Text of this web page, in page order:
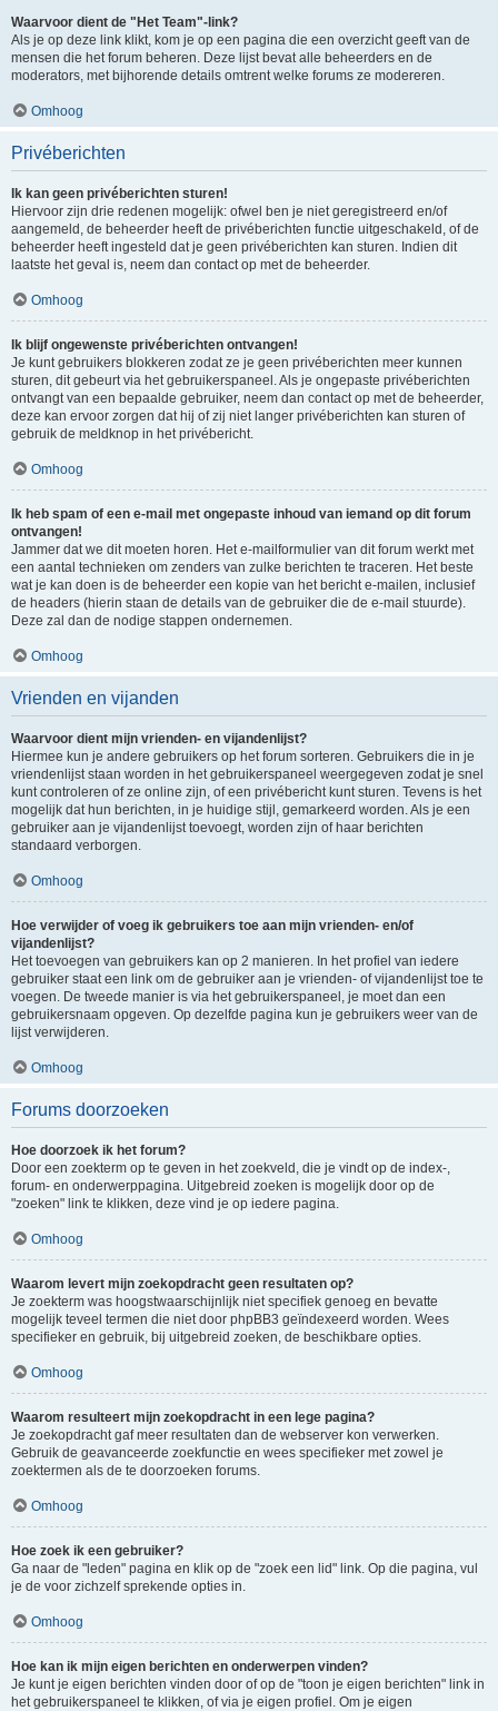
Waarvoor dient de "Het Team"-link?
Als je op deze link klikt, kom je op een pagina die een overzicht geeft van de
mensen die het forum beheren. Deze lijst bevat alle beheerders en de
moderators, met bijhorende details omtrent welke forums ze modereren.
Omhoog
Privéberichten
Ik kan geen privéberichten sturen!
Hiervoor zijn drie redenen mogelijk: ofwel ben je niet geregistreerd en/of
aangemeld, de beheerder heeft de privéberichten functie uitgeschakeld, of de
beheerder heeft ingesteld dat je geen privéberichten kan sturen. Indien dit
laatste het geval is, neem dan contact op met de beheerder.
Omhoog
Ik blijf ongewenste privéberichten ontvangen!
Je kunt gebruikers blokkeren zodat ze je geen privéberichten meer kunnen
sturen, dit gebeurt via het gebruikerspaneel. Als je ongepaste privéberichten
ontvangt van een bepaalde gebruiker, neem dan contact op met de beheerder,
deze kan ervoor zorgen dat hij of zij niet langer privéberichten kan sturen of
gebruik de meldknop in het privébericht.
Omhoog
Ik heb spam of een e-mail met ongepaste inhoud van iemand op dit forum
ontvangen!
Jammer dat we dit moeten horen. Het e-mailformulier van dit forum werkt met
een aantal technieken om zenders van zulke berichten te traceren. Het beste
wat je kan doen is de beheerder een kopie van het bericht e-mailen, inclusief
de headers (hierin staan de details van de gebruiker die de e-mail stuurde).
Deze zal dan de nodige stappen ondernemen.
Omhoog
Vrienden en vijanden
Waarvoor dient mijn vrienden- en vijandenlijst?
Hiermee kun je andere gebruikers op het forum sorteren. Gebruikers die in je
vriendenlijst staan worden in het gebruikerspaneel weergegeven zodat je snel
kunt controleren of ze online zijn, of een privébericht kunt sturen. Tevens is het
mogelijk dat hun berichten, in je huidige stijl, gemarkeerd worden. Als je een
gebruiker aan je vijandenlijst toevoegt, worden zijn of haar berichten
standaard verborgen.
Omhoog
Hoe verwijder of voeg ik gebruikers toe aan mijn vrienden- en/of
vijandenlijst?
Het toevoegen van gebruikers kan op 2 manieren. In het profiel van iedere
gebruiker staat een link om de gebruiker aan je vrienden- of vijandenlijst toe te
voegen. De tweede manier is via het gebruikerspaneel, je moet dan een
gebruikersnaam opgeven. Op dezelfde pagina kun je gebruikers weer van de
lijst verwijderen.
Omhoog
Forums doorzoeken
Hoe doorzoek ik het forum?
Door een zoekterm op te geven in het zoekveld, die je vindt op de index-,
forum- en onderwerppagina. Uitgebreid zoeken is mogelijk door op de
"zoeken" link te klikken, deze vind je op iedere pagina.
Omhoog
Waarom levert mijn zoekopdracht geen resultaten op?
Je zoekterm was hoogstwaarschijnlijk niet specifiek genoeg en bevatte
mogelijk teveel termen die niet door phpBB3 geïndexeerd worden. Wees
specifieker en gebruik, bij uitgebreid zoeken, de beschikbare opties.
Omhoog
Waarom resulteert mijn zoekopdracht in een lege pagina?
Je zoekopdracht gaf meer resultaten dan de webserver kon verwerken.
Gebruik de geavanceerde zoekfunctie en wees specifieker met zowel je
zoektermen als de te doorzoeken forums.
Omhoog
Hoe zoek ik een gebruiker?
Ga naar de "leden" pagina en klik op de "zoek een lid" link. Op die pagina, vul
je de voor zichzelf sprekende opties in.
Omhoog
Hoe kan ik mijn eigen berichten en onderwerpen vinden?
Je kunt je eigen berichten vinden door of op de "toon je eigen berichten" link in
het gebruikerspaneel te klikken, of via je eigen profiel. Om je eigen